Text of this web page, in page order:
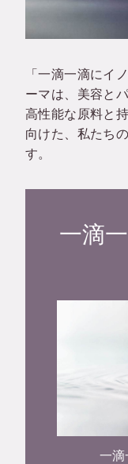
「一滴一滴にイ
ーマは、美容と
高性能な原料と
向けた、私たち
す。
一滴
一